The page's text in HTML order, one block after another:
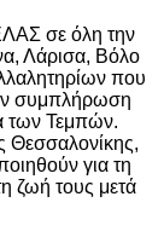
σε όλη την
Λάρισα, Βόλο
που
συμπλήρωση
των Τεμπών.
Θεσσαλονίκης,
για τη
ζωή τους μετά